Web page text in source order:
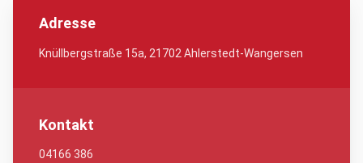
Adresse
Knüllbergstraße 15a, 21702 Ahlerstedt-Wangersen
Kontakt
04166 386